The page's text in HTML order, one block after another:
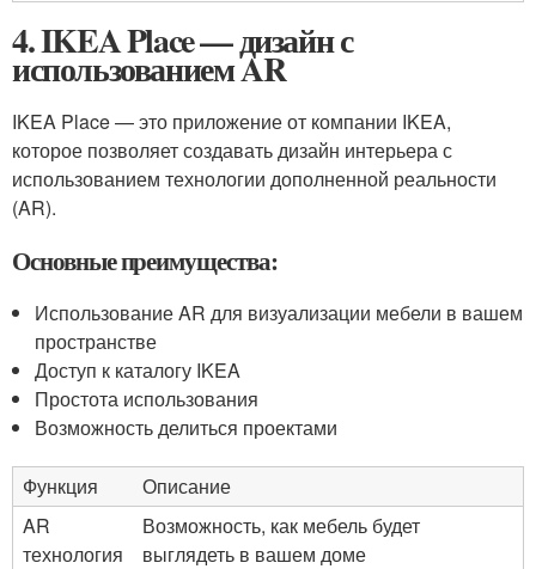
4. IKEA Place — дизайн с
использованием AR
IKEA Place — это приложение от компании IKEA,
которое позволяет создавать дизайн интерьера с
использованием технологии дополненной реальности
(AR).
Основные преимущества:
Использование AR для визуализации мебели в вашем
пространстве
Доступ к каталогу IKEA
Простота использования
Возможность делиться проектами
Функция
Описание
AR
технология
Возможность, как мебель будет
выглядеть в вашем доме